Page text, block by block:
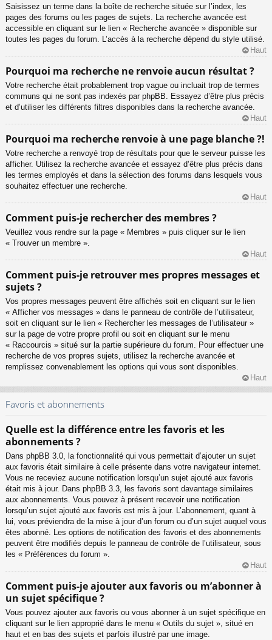
Saisissez un terme dans la boîte de recherche située sur l’index, les
pages des forums ou les pages de sujets. La recherche avancée est
accessible en cliquant sur le lien « Recherche avancée » disponible sur
toutes les pages du forum. L’accès à la recherche dépend du style utilisé.
Haut
Pourquoi ma recherche ne renvoie aucun résultat ?
Votre recherche était probablement trop vague ou incluait trop de termes
communs qui ne sont pas indexés par phpBB. Essayez d’être plus précis
et d’utiliser les différents filtres disponibles dans la recherche avancée.
Haut
Pourquoi ma recherche renvoie à une page blanche ?!
Votre recherche a renvoyé trop de résultats pour que le serveur puisse les
afficher. Utilisez la recherche avancée et essayez d’être plus précis dans
les termes employés et dans la sélection des forums dans lesquels vous
souhaitez effectuer une recherche.
Haut
Comment puis-je rechercher des membres ?
Veuillez vous rendre sur la page « Membres » puis cliquer sur le lien
« Trouver un membre ».
Haut
Comment puis-je retrouver mes propres messages et
sujets ?
Vos propres messages peuvent être affichés soit en cliquant sur le lien
« Afficher vos messages » dans le panneau de contrôle de l’utilisateur,
soit en cliquant sur le lien « Rechercher les messages de l’utilisateur »
sur la page de votre propre profil ou soit en cliquant sur le menu
« Raccourcis » situé sur la partie supérieure du forum. Pour effectuer une
recherche de vos propres sujets, utilisez la recherche avancée et
remplissez convenablement les options qui vous sont disponibles.
Haut
Favoris et abonnements
Quelle est la différence entre les favoris et les
abonnements ?
Dans phpBB 3.0, la fonctionnalité qui vous permettait d’ajouter un sujet
aux favoris était similaire à celle présente dans votre navigateur internet.
Vous ne receviez aucune notification lorsqu’un sujet ajouté aux favoris
était mis à jour. Dans phpBB 3.3, les favoris sont davantage similaires
aux abonnements. Vous pouvez à présent recevoir une notification
lorsqu’un sujet ajouté aux favoris est mis à jour. L’abonnement, quant à
lui, vous préviendra de la mise à jour d’un forum ou d’un sujet auquel vous
êtes abonné. Les options de notification des favoris et des abonnements
peuvent être modifiés depuis le panneau de contrôle de l’utilisateur, sous
les « Préférences du forum ».
Haut
Comment puis-je ajouter aux favoris ou m’abonner à
un sujet spécifique ?
Vous pouvez ajouter aux favoris ou vous abonner à un sujet spécifique en
cliquant sur le lien approprié dans le menu « Outils du sujet », situé en
haut et en bas des sujets et parfois illustré par une image.